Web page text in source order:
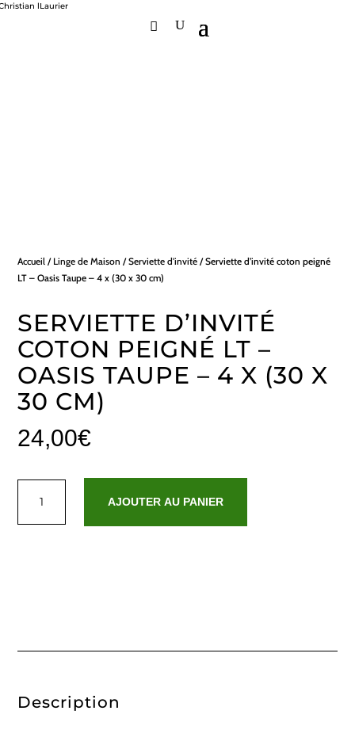
Accueil / Linge de Maison /Serviette d'invité / Serviette d’invité coton peigné
LT – Oasis Taupe – 4 x (30 x 30 cm)
SERVIETTE D’INVITÉ
COTON PEIGNÉ LT –
OASIS TAUPE – 4 X (30 X
30 CM)
24,00€
Serviette
x
AJOUTER AU PANIER
Description